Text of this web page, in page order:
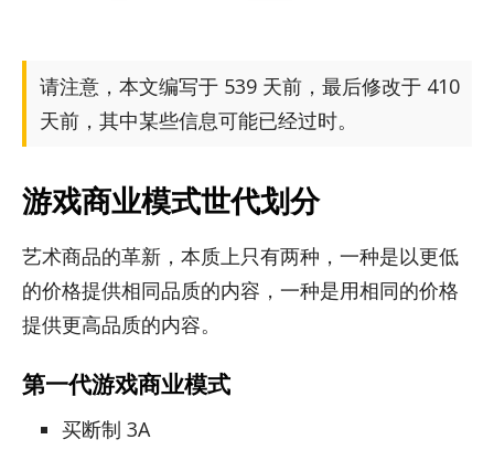
请注意，本文编写于 539 天前，最后修改于 410
天前，其中某些信息可能已经过时。
游戏商业模式世代划分
艺术商品的革新，本质上只有两种，一种是以更低
的价格提供相同品质的内容，一种是用相同的价格
提供更高品质的内容。
第一代游戏商业模式
买断制 3A